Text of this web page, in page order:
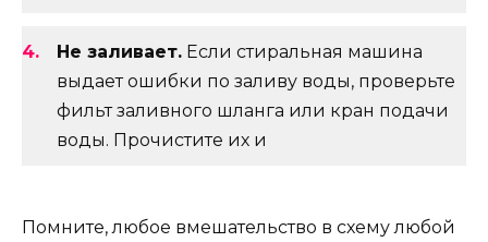
Не заливает. Если стиральная машина
выдает ошибки по заливу воды, проверьте
фильт заливного шланга или кран подачи
воды. Прочистите их и
Помните, любое вмешательство в схему любой